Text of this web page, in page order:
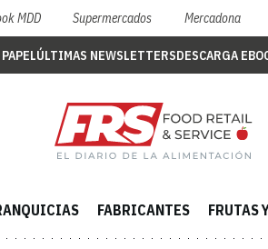
MDD Supermercados Mercadona
ÚLTIMAS NEWSLETTERSDESCARGA
FABRICANTES FRUTAS